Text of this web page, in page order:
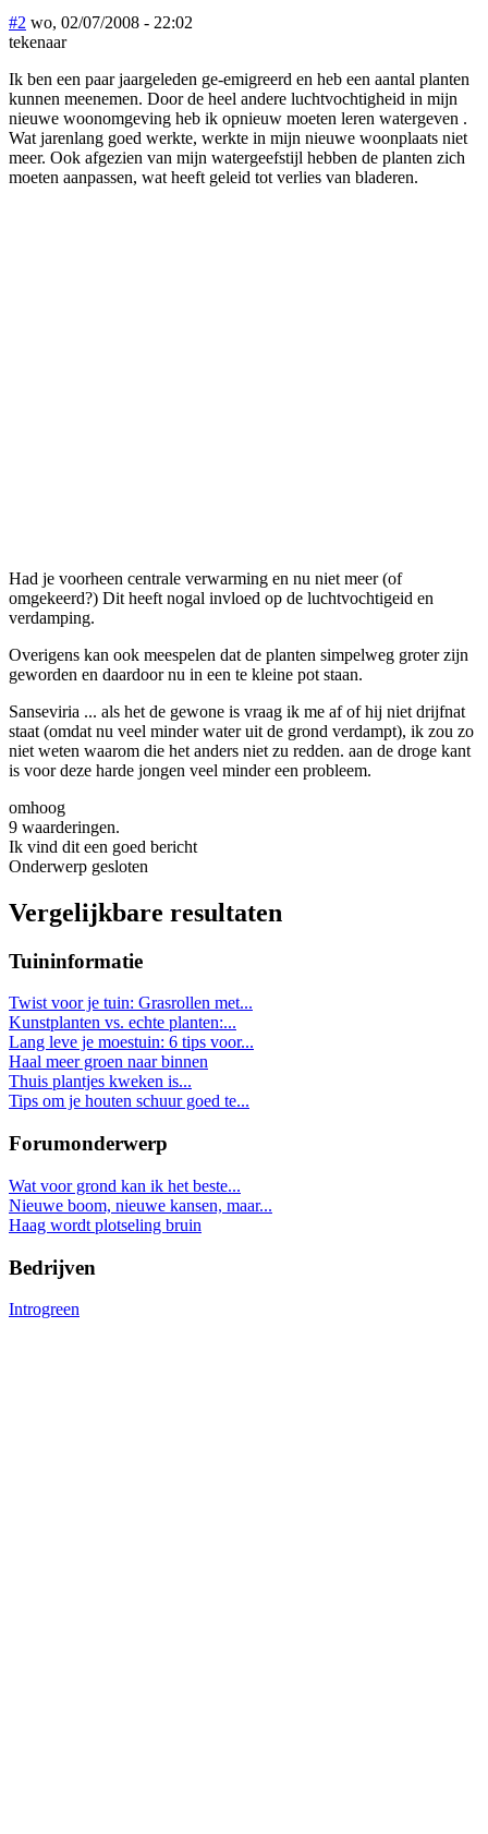
#2 wo, 02/07/2008 - 22:02
tekenaar
Ik ben een paar jaargeleden ge-emigreerd en heb een aantal planten
kunnen meenemen. Door de heel andere luchtvochtigheid in mijn
nieuwe woonomgeving heb ik opnieuw moeten leren watergeven .
Wat jarenlang goed werkte, werkte in mijn nieuwe woonplaats niet
meer. Ook afgezien van mijn watergeefstijl hebben de planten zich
moeten aanpassen, wat heeft geleid tot verlies van bladeren.
Had je voorheen centrale verwarming en nu niet meer (of
omgekeerd?) Dit heeft nogal invloed op de luchtvochtigeid en
verdamping.
Overigens kan ook meespelen dat de planten simpelweg groter zijn
geworden en daardoor nu in een te kleine pot staan.
Sanseviria ... als het de gewone is vraag ik me af of hij niet drijfnat
staat (omdat nu veel minder water uit de grond verdampt), ik zou zo
niet weten waarom die het anders niet zu redden. aan de droge kant
is voor deze harde jongen veel minder een probleem.
omhoog
9 waarderingen.
Ik vind dit een goed bericht
Onderwerp gesloten
Vergelijkbare resultaten
Tuininformatie
Twist voor je tuin: Grasrollen met...
Kunstplanten vs. echte planten:...
Lang leve je moestuin: 6 tips voor...
Haal meer groen naar binnen
Thuis plantjes kweken is...
Tips om je houten schuur goed te...
Forumonderwerp
Wat voor grond kan ik het beste...
Nieuwe boom, nieuwe kansen, maar...
Haag wordt plotseling bruin
Bedrijven
Introgreen